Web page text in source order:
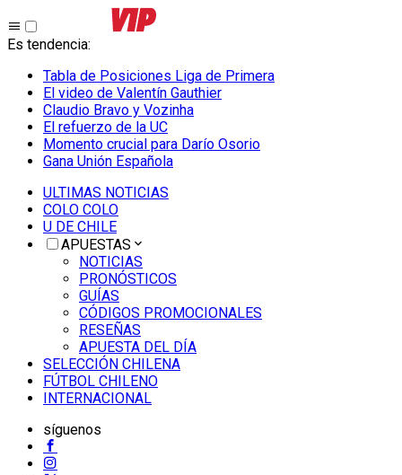
Es tendencia:
Tabla de Posiciones Liga de Primera
El video de Valentín Gauthier
Claudio Bravo y Vozinha
El refuerzo de la UC
Momento crucial para Darío Osorio
Gana Unión Española
ULTIMAS NOTICIAS
COLO COLO
U DE CHILE
APUESTAS
NOTICIAS
PRONÓSTICOS
GUÍAS
CÓDIGOS PROMOCIONALES
RESEÑAS
APUESTA DEL DÍA
SELECCIÓN CHILENA
FÚTBOL CHILENO
INTERNACIONAL
síguenos